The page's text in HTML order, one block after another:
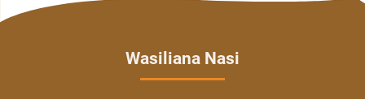
Wasiliana Nasi